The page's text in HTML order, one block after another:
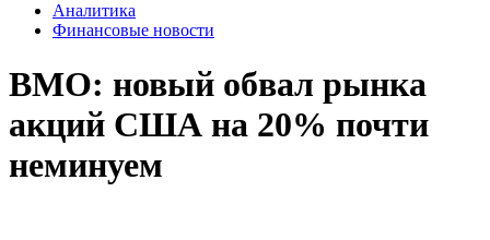
Аналитика
Финансовые новости
BMO: новый обвал рынка
акций США на 20% почти
неминуем